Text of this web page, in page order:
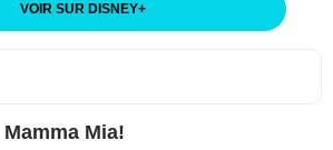
VOIR SUR DISNEY+
Mamma Mia!